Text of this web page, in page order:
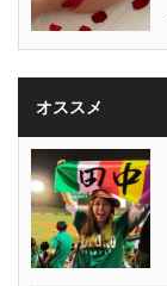
オススメ